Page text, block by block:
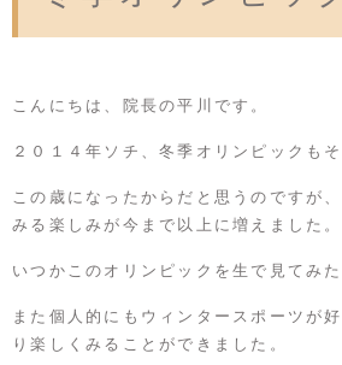
こんにちは、院長の平川です。
２０１４年ソチ、冬季オリンピックも
この歳になったからだと思うのですが
みる楽しみが今まで以上に増えました。
いつかこのオリンピックを生で見てみた
また個人的にもウィンタースポーツが
り楽しくみることができました。